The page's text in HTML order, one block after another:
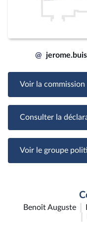
@
Voir la commission
Consulter la
Voir le groupe
Benoît Auguste